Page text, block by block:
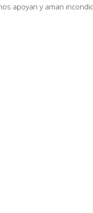
apoyan y aman